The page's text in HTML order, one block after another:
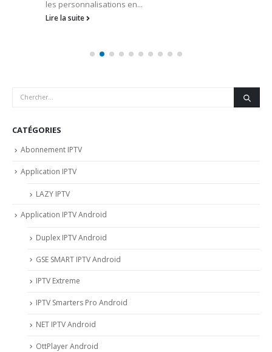
les personnalisations en...
Lire la suite
CATÉGORIES
Abonnement IPTV
Application IPTV
LAZY IPTV
Application IPTV Android
Duplex IPTV Android
GSE SMART IPTV Android
IPTV Extreme
IPTV Smarters Pro Android
NET IPTV Android
OttPlayer Android